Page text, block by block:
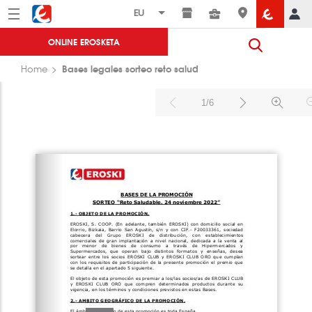
Menú Eroski
ONLINE EROSKETA
Home Bases legales sorteo reto salud
1/6